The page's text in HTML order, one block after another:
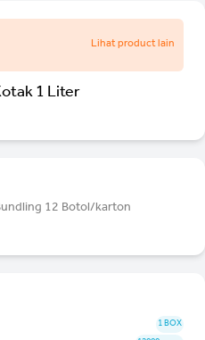
Lihat product lain
1 Liter
12 Botol/karton
1 BOX